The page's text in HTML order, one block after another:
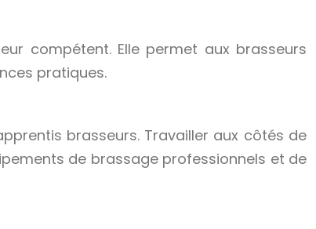
compétent. Elle permet aux brasseurs
pratiques.
brasseurs. Travailler aux côtés de
de brassage professionnels et de